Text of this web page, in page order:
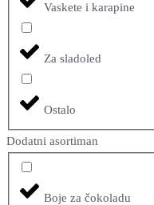
Vaskete i karapine
Za sladoled
Ostalo
Dodatni asortiman
Boje za čokoladu